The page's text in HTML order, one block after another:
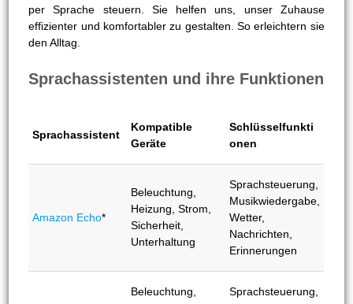
per Sprache steuern. Sie helfen uns, unser Zuhause
effizienter und komfortabler zu gestalten. So erleichtern sie
den Alltag.
Sprachassistenten und ihre Funktionen
Sprachassistent
Kompatible
Geräte
Schlüsselfunkti
onen
Amazon Echo*
Beleuchtung,
Heizung, Strom,
Sicherheit,
Unterhaltung
Sprachsteuerung,
Musikwiedergabe,
Wetter,
Nachrichten,
Erinnerungen
Beleuchtung,
Sprachsteuerung,